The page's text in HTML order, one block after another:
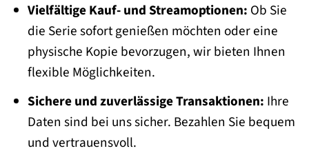
Vielfältige Kauf- und Streamoptionen: Ob Sie
die Serie sofort genießen möchten oder eine
physische Kopie bevorzugen, wir bieten Ihnen
flexible Möglichkeiten.
Sichere und zuverlässige Transaktionen: Ihre
Daten sind bei uns sicher. Bezahlen Sie bequem
und vertrauensvoll.